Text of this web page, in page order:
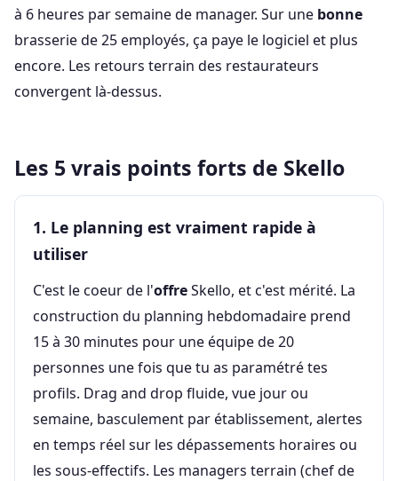
à 6 heures par semaine de manager. Sur une bonne
brasserie de 25 employés, ça paye le logiciel et plus
encore. Les retours terrain des restaurateurs
convergent là-dessus.
Les 5 vrais points forts de Skello
1. Le planning est vraiment rapide à
utiliser
C'est le coeur de l'offreSkello, et c'est mérité. La
construction du planning hebdomadaire prend
15 à 30 minutes pour une équipe de 20
personnes une fois que tu as paramétré tes
profils. Drag and drop fluide, vue jour ou
semaine, basculement par établissement, alertes
en temps réel sur les dépassements horaires ou
les sous-effectifs. Les managers terrain (chef de